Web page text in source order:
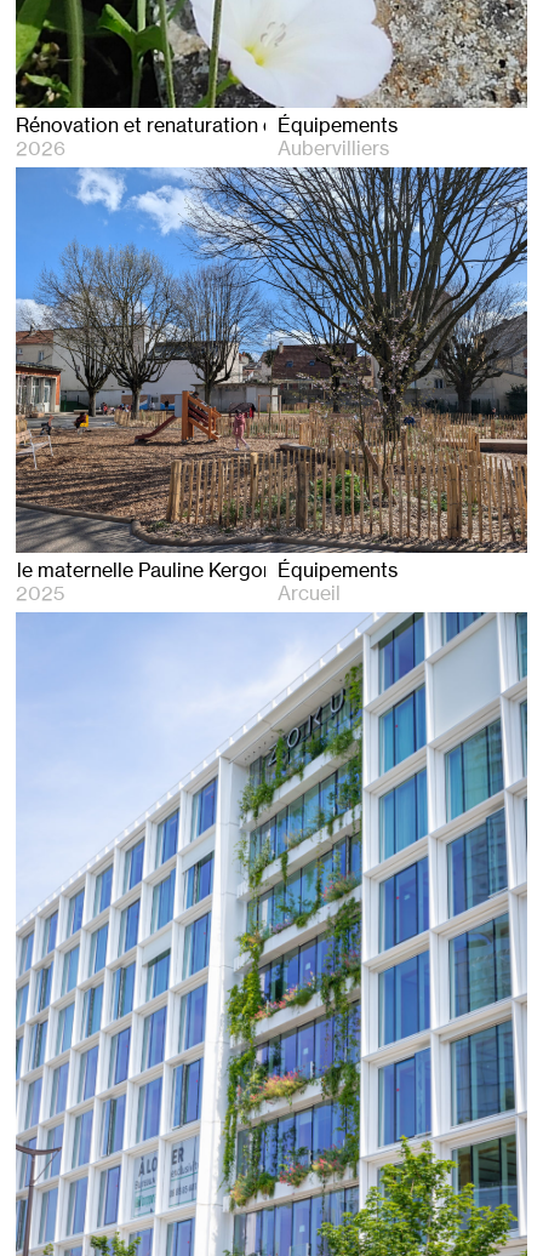
du cimetière d’Aubervilliers
2026
Équipements
Aubervilliers
Pauline Kergomard à Arcueil
2025
Équipements
Arcueil